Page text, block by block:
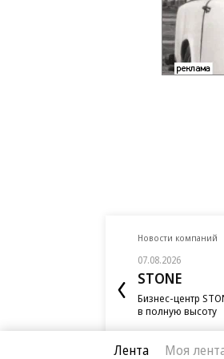
Новости компаний
07.08.2026
STONE
Бизнес-центр
в полную высоту
Лента Моя